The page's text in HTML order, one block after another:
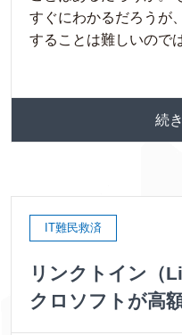
すぐにわかるだろうが
することは難しいので
続
IT難民救済
リンクトイン（
クロソフトが高